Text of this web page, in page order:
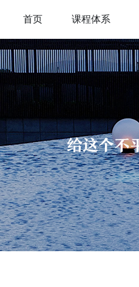
首页 课程体系